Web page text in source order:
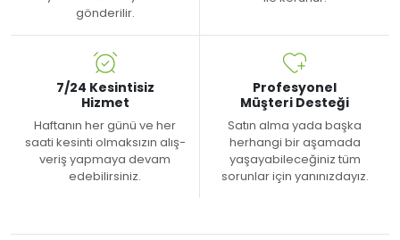
gönderilir.
7/24 Kesintisiz
Hizmet
Haftanın her günü ve her
saati kesinti olmaksızın alış-
veriş yapmaya devam
edebilirsiniz.
Profesyonel
Müşteri Desteği
Satın alma yada başka
herhangi bir aşamada
yaşayabileceğiniz tüm
sorunlar için yanınızdayız.